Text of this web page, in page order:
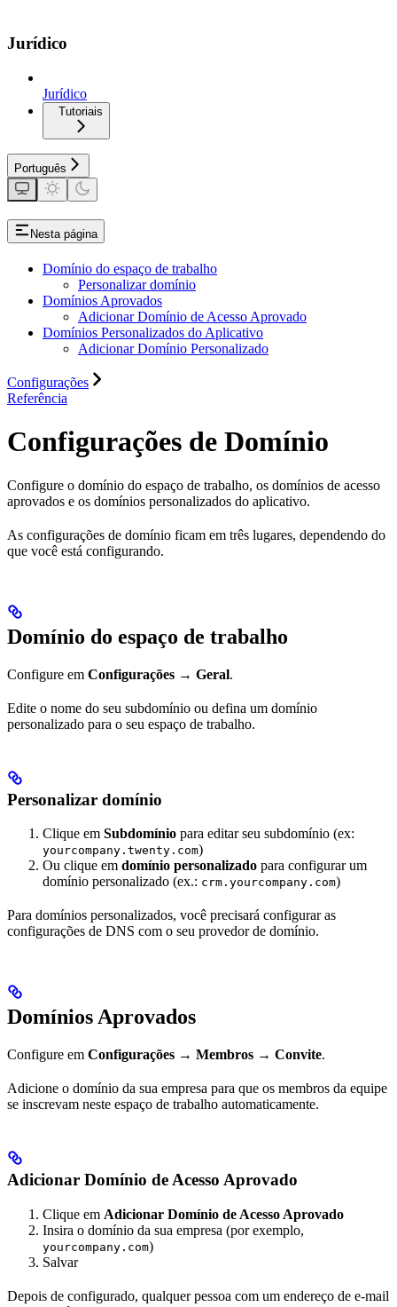
Jurídico
Jurídico
Tutoriais
Português
Nesta página
Domínio do espaço de trabalho
Personalizar domínio
Domínios Aprovados
Adicionar Domínio de Acesso Aprovado
Domínios Personalizados do Aplicativo
Adicionar Domínio Personalizado
Configurações
Referência
Configurações de Domínio
Configure o domínio do espaço de trabalho, os domínios de acesso
aprovados e os domínios personalizados do aplicativo.
As configurações de domínio ficam em três lugares, dependendo do
que você está configurando.
Domínio do espaço de trabalho
Configure em Configurações → Geral.
Edite o nome do seu subdomínio ou defina um domínio
personalizado para o seu espaço de trabalho.
Personalizar domínio
Clique em Subdomínio para editar seu subdomínio (ex:
yourcompany.twenty.com)
Ou clique em domínio personalizado para configurar um
domínio personalizado (ex.: crm.yourcompany.com)
Para domínios personalizados, você precisará configurar as
configurações de DNS com o seu provedor de domínio.
Domínios Aprovados
Configure em Configurações → Membros → Convite.
Adicione o domínio da sua empresa para que os membros da equipe
se inscrevam neste espaço de trabalho automaticamente.
Adicionar Domínio de Acesso Aprovado
Clique em Adicionar Domínio de Acesso Aprovado
Insira o domínio da sua empresa (por exemplo,
yourcompany.com)
Salvar
Depois de configurado, qualquer pessoa com um endereço de e-mail